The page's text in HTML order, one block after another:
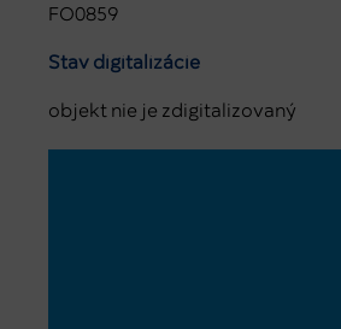
FO0859
Stav digitalizácie
objekt nie je zdigitalizovaný